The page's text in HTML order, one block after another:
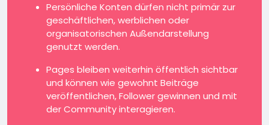
Persönliche Konten dürfen nicht primär zur
geschäftlichen, werblichen oder
organisatorischen Außendarstellung
genutzt werden.
Pages bleiben weiterhin öffentlich sichtbar
und können wie gewohnt Beiträge
veröffentlichen, Follower gewinnen und mit
der Community interagieren.